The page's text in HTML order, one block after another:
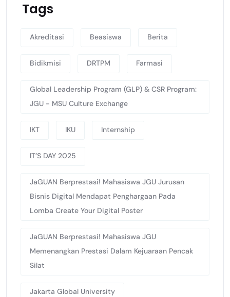
Tags
Akreditasi Beasiswa Berita
Bidikmisi DRTPM Farmasi
Global Leadership Program (GLP) & CSR Program:
JGU - MSU Culture Exchange
IKT IKU Internship
IT’S DAY 2025
JaGUAN Berprestasi! Mahasiswa JGU Jurusan
Bisnis Digital Mendapat Penghargaan Pada
Lomba Create Your Digital Poster
JaGUAN Berprestasi! Mahasiswa JGU
Memenangkan Prestasi Dalam Kejuaraan Pencak
Silat
Jakarta Global University